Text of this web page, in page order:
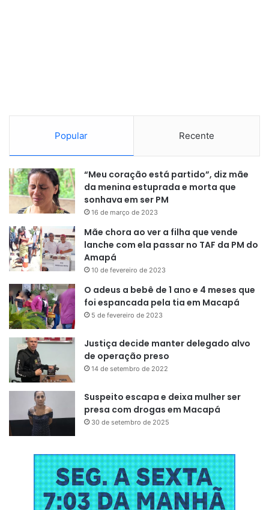
Popular Recente
“Meu coração está partido”, diz mãe
da menina estuprada e morta que
sonhava em ser PM
16 de março de 2023
Mãe chora ao ver a filha que vende
lanche com ela passar no TAF da PM do
Amapá
10 de fevereiro de 2023
O adeus a bebê de 1 ano e 4 meses que
foi espancada pela tia em Macapá
5 de fevereiro de 2023
Justiça decide manter delegado alvo
de operação preso
14 de setembro de 2022
Suspeito escapa e deixa mulher ser
presa com drogas em Macapá
30 de setembro de 2025